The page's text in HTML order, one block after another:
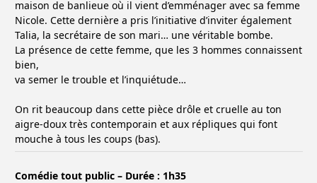
maison de banlieue où il vient d’emménager avec sa femme
Nicole. Cette dernière a pris l’initiative d’inviter également
Talia, la secrétaire de son mari… une véritable bombe.
La présence de cette femme, que les 3 hommes connaissent
bien,
va semer le trouble et l’inquiétude…
On rit beaucoup dans cette pièce drôle et cruelle au ton
aigre-doux très contemporain et aux répliques qui font
mouche à tous les coups (bas).
Comédie tout public – Durée : 1h35